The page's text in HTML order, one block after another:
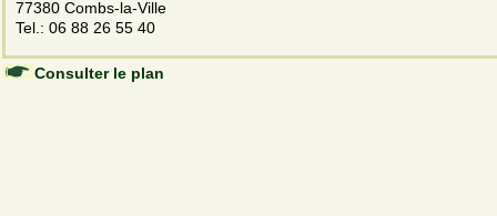
77380 Combs-la-Ville
Tel.: 06 88 26 55 40
Consulter le plan